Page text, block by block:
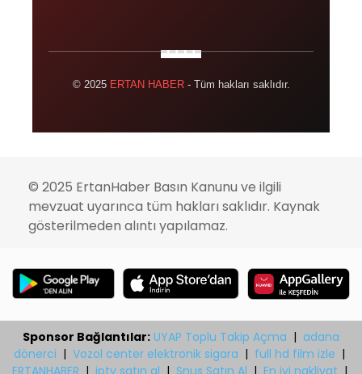
© 2025 ERTAN HABER- Tüm hakları saklıdır.
© 2025 ErtanHaber Basın Kanunu ve ilgili
mevzuat uyarınca tüm hakları saklıdır. Kaynak
gösterilmeden alıntı yapılamaz.
Sponsor Bağlantılar: UYAP Toplu Takip Açma | adana
dönerci | Vozol center elektronik sigara | full hd film izle |